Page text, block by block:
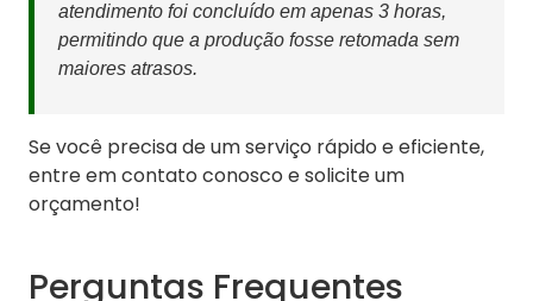
atendimento foi concluído em apenas 3 horas,
permitindo que a produção fosse retomada sem
maiores atrasos.
Se você precisa de um serviço rápido e eficiente,
entre em contato conosco e solicite um
orçamento!
Perguntas Frequentes